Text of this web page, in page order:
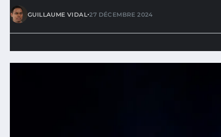
GUILLAUME VIDAL•27 DÉCEMBRE 2024